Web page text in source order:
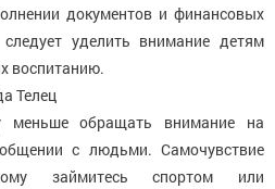
документов и финансовых
уделить внимание детям
воспитанию.
Телец
меньше обращать внимание на
с людьми. Самочувствие
займитесь спортом или